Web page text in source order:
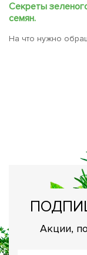
Секреты
семян.
На что нужно
Акции,